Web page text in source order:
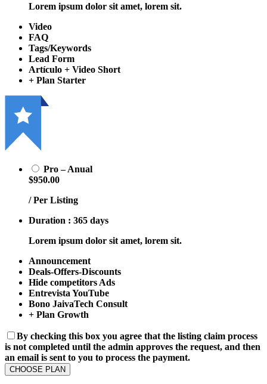
Lorem ipsum dolor sit amet, lorem sit.
Video
FAQ
Tags/Keywords
Lead Form
Artículo + Video Short
+ Plan Starter
Pro – Anual
$950.00
/ Per Listing
Duration : 365 days
Lorem ipsum dolor sit amet, lorem sit.
Announcement
Deals-Offers-Discounts
Hide competitors Ads
Entrevista YouTube
Bono JaivaTech Consult
+ Plan Growth
By checking this box you agree that the listing claim process
is not completed until the admin approves the request, and then
an email is sent to you to process the payment.